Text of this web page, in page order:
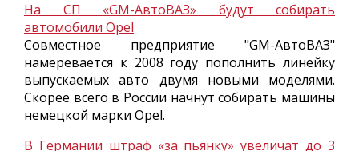
На СП «GM-АвтоВАЗ» будут собирать
автомобили Opel
Совместное предприятие "GM-АвтоВАЗ"
намеревается к 2008 году пополнить линейку
выпускаемых авто двумя новыми моделями.
Скорее всего в России начнут собирать машины
немецкой марки Opel.
В Германии штраф «за пьянку» увеличат до 3